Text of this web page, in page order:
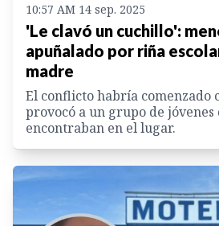
10:57 AM 14 sep. 2025
'Le clavó un cuchillo':
apuñalado por riña
madre
El conflicto habría comenzado
provocó a un grupo de jóvenes
encontraban en el lugar.